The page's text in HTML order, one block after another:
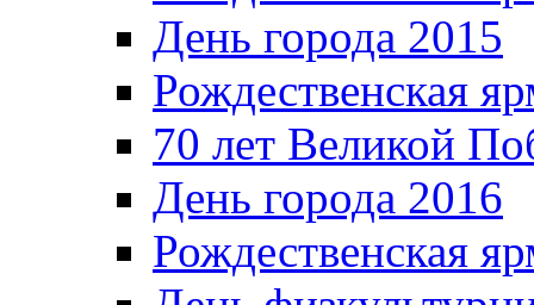
День города 2015
Рождественская
70 лет Великой
День города 2016
Рождественская